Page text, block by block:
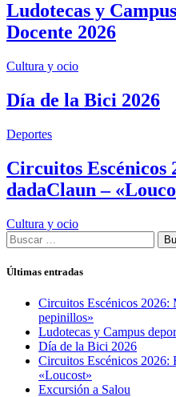
Ludotecas y
Docente 2026
Cultura y ocio
Día de la Bici 2026
Deportes
Circuitos Escénicos
dadaClaun –
Cultura y ocio
Buscar:
Últimas entradas
Circuitos Escénicos
pepinillos»
Ludotecas y Campus
Día de la Bici 2026
Circuitos Escénicos 2026:
«Loucost»
Excursión a Salou